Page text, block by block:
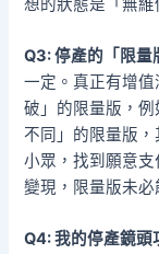
想的狀態是「無維
Q3: 停產的「限量
一定。真正有增
破」的限量版，
不同」的限量版
小眾，找到願意
變現，限量版未
Q4: 我的停產鏡頭